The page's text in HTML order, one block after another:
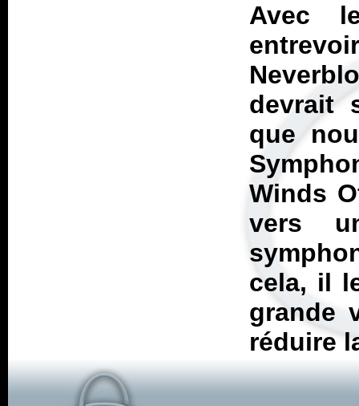
Avec
devrait
que
Winds
vers
cela, il
grande
réduire